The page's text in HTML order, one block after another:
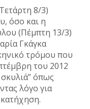
8/3)
όσο και η
(Πέμπτη 13/3)
Γκάγκα
τρόμου που
του 2012
σκυλιά” όπως
λόγο για